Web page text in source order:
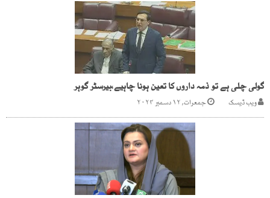
گولی چلی ہے تو ذمہ داروں کا تعین ہونا چاہیے،بیرسٹر گوہر
ویب ڈیسک جمعرات, ۱۲ دسمبر ۲۰۲۴